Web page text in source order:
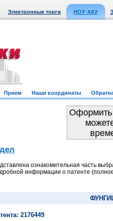
Электронные торги НОУ-ХАУ
Прием Наши координаты
Оформить
ознакомительная часть
информации о патенте
2176449